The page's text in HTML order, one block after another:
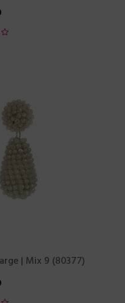
| Mix 9 (80377)